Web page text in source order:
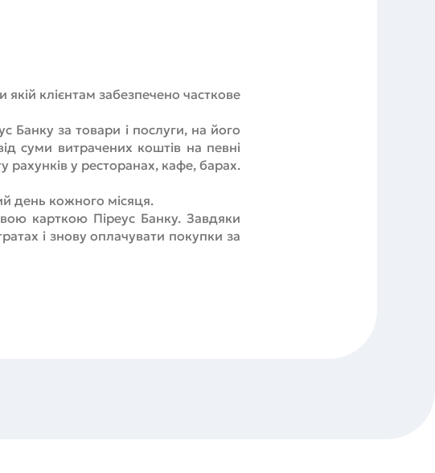
клієнтам забезпечено часткове
Банку за товари і послуги, на його
суми витрачених коштів на певні
рахунків у ресторанах, кафе, барах.
день кожного місяця.
карткою Піреус Банку. Завдяки
і знову оплачувати покупки за